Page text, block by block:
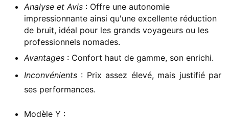
Analyse et Avis : Offre une autonomie
impressionnante ainsi qu'une excellente réduction
de bruit, idéal pour les grands voyageurs ou les
professionnels nomades.
Avantages : Confort haut de gamme, son enrichi.
Inconvénients : Prix assez élevé, mais justifié par
ses performances.
Modèle Y :